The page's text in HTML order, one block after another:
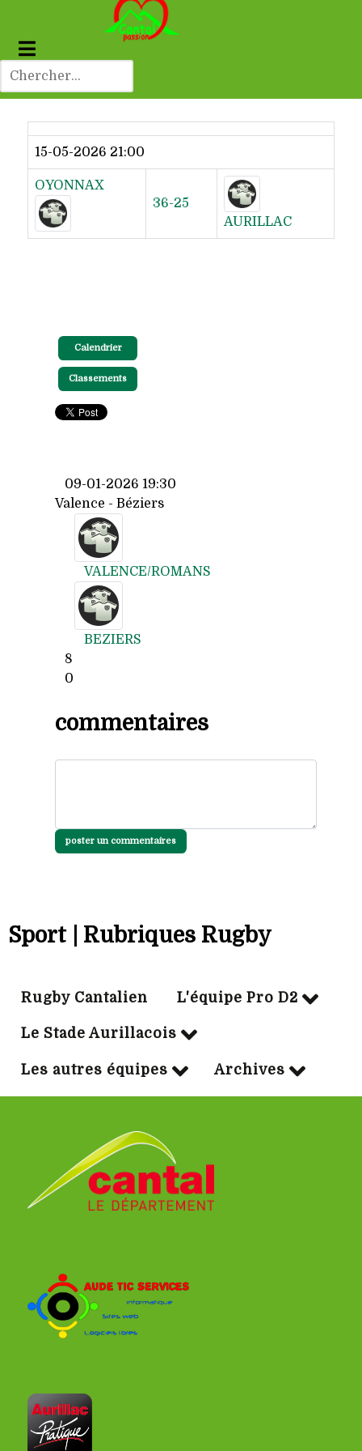
Dernier résultat
15-05-2026 21:00
OYONNAX
36-25
AURILLAC
Calendrier
Classements
09-01-2026 19:30
Valence - Béziers
VALENCE/ROMANS
BEZIERS
8
0
commentaires
poster un commentaires
Sport | Rubriques Rugby
Rugby Cantalien L'équipe Pro D2
Le Stade Aurillacois
Les autres équipes Archives